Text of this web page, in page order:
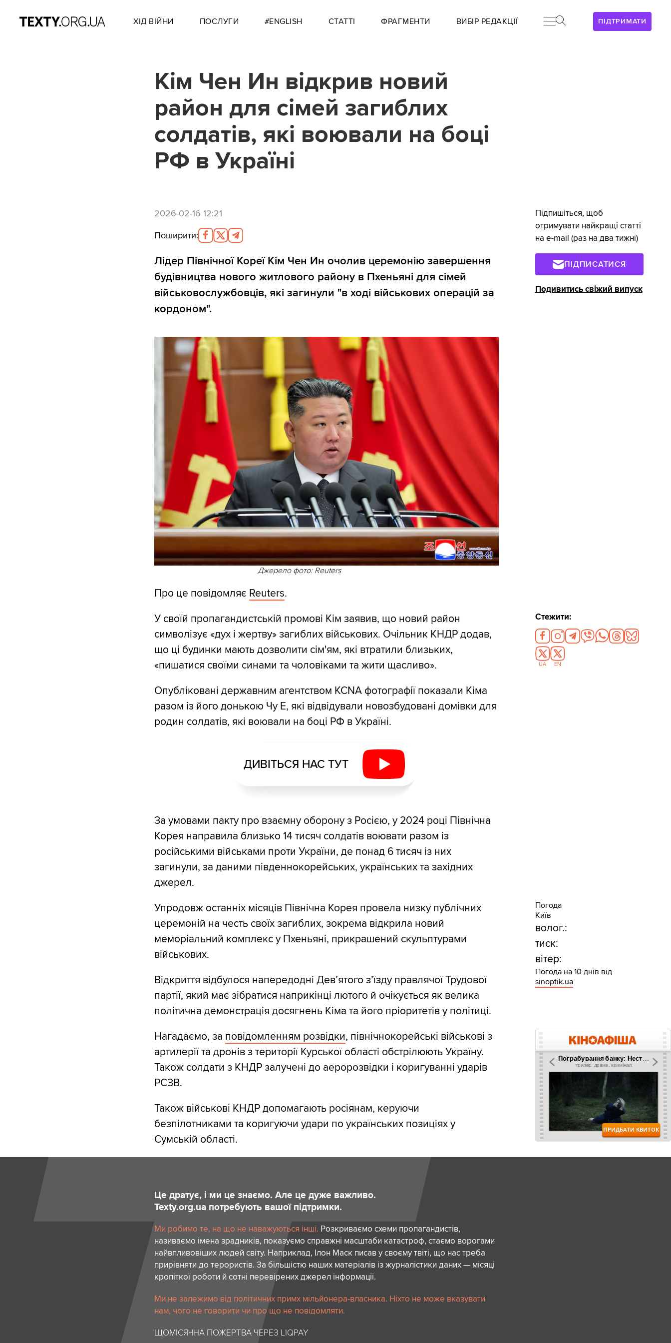
ПІДТРИМАТИ
ХІД ВІЙНИ ПОСЛУГИ #ENGLISH СТАТТІ ФРАГМЕНТИ ВИБІР РЕДАКЦІЇ
Кім Чен Ин відкрив новий
район для сімей загиблих
солдатів, які воювали на боці
РФ в Україні
2026-02-16 12:21
Поширити:
Лідер Північної Кореї Кім Чен Ин очолив церемонію завершення
будівництва нового житлового району в Пхеньяні для сімей
військовослужбовців, які загинули "в ході військових операцій за
кордоном".
Джерело фото: Reuters
Про це повідомляє Reuters.
У своїй пропагандистській промові Кім заявив, що новий район
символізує «дух і жертву» загиблих військових. Очільник КНДР додав,
що ці будинки мають дозволити сім'ям, які втратили близьких,
«пишатися своїми синами та чоловіками та жити щасливо».
Опубліковані державним агентством KCNA фотографії показали Кіма
разом із його донькою Чу Е, які відвідували новозбудовані домівки для
родин солдатів, які воювали на боці РФ в Україні.
ДИВІТЬСЯ НАС ТУТ
За умовами пакту про взаємну оборону з Росією, у 2024 році Північна
Корея направила близько 14 тисяч солдатів воювати разом із
російськими військами проти України, де понад 6 тисяч із них
загинули, за даними південнокорейських, українських та західних
джерел.
Упродовж останніх місяців Північна Корея провела низку публічних
церемоній на честь своїх загиблих, зокрема відкрила новий
меморіальний комплекс у Пхеньяні, прикрашений скульптурами
військових.
Відкриття відбулося напередодні Дев’ятого з’їзду правлячої Трудової
партії, який має зібратися наприкінці лютого й очікується як велика
політична демонстрація досягнень Кіма та його пріоритетів у політиці.
Нагадаємо, за повідомленням розвідки, північнокорейські військові з
артилерії та дронів з території Курської області обстрілюють Україну.
Також солдати з КНДР залучені до аеророзвідки і коригуванні ударів
РСЗВ.
Також військові КНДР допомагають росіянам, керуючи
безпілотниками та коригуючи удари по українських позиціях у
Сумській області.
Це дратує, і ми це знаємо. Але це дуже важливо.
Texty.org.ua потребують вашої підтримки.
Ми робимо те, на що не наважуються інші. Розкриваємо схеми пропагандистів,
називаємо імена зрадників, показуємо справжні масштаби катастроф, стаємо ворогами
найвпливовіших людей світу. Наприклад, Ілон Маск писав у своєму твіті, що нас треба
прирівняти до терористів. За більшістю наших матеріалів із журналістики даних — місяці
кропіткої роботи й сотні перевірених джерел інформації.
Ми не залежимо від політичних примх мільйонера-власника. Ніхто не може вказувати
нам, чого не говорити чи про що не повідомляти.
ЩОМІСЯЧНА ПОЖЕРТВА ЧЕРЕЗ LIQPAY
Підпишіться, щоб
отримувати найкращі статті
на e-mail (раз на два тижні)
ПІДПИСАТИСЯ
Подивитись свіжий випуск
Стежити:
UA EN
Погода
Київ
волог.:
тиск:
вітер:
Погода на 10 днів від
sinoptik.ua